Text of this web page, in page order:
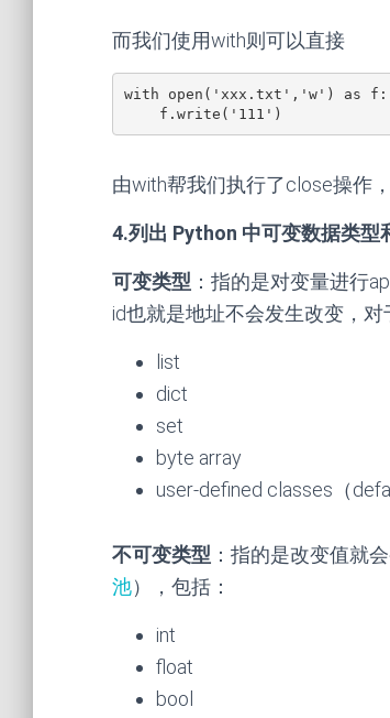
而我们使用with则可以直接
with open('xxx.txt','w') as f:
    f.write('111')
由with帮我们执行了close操作
4.列出 Python 中可变数据类型
可变类型 ：指的是对变量进行
id也就是地址不会发生改变，
list
dict
set
byte array
user-defined classes（
不可变类型 ：指的是改变值就
池），包括：
int
float
bool